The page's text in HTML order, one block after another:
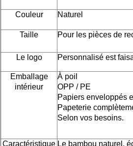
Couleur Naturel
Taille Pour les pièces de
Le logo Personnalisé est
Emballage
intérieur
À poil
OPP / PE
Papiers enveloppés
Papeterie
Selon vos besoins.
Caractéristique Le bambou naturel,